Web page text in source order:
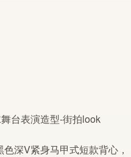
深V紧身马甲式短款背心，